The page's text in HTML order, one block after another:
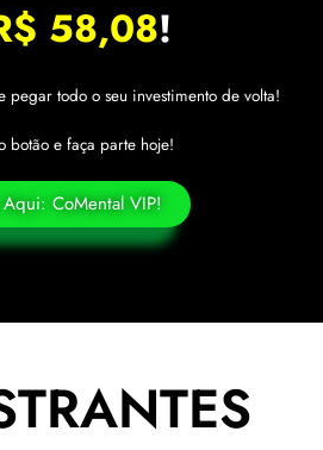
58,08!
pegar todo o seu investimento de volta!
botão e faça parte hoje!
CoMental VIP!